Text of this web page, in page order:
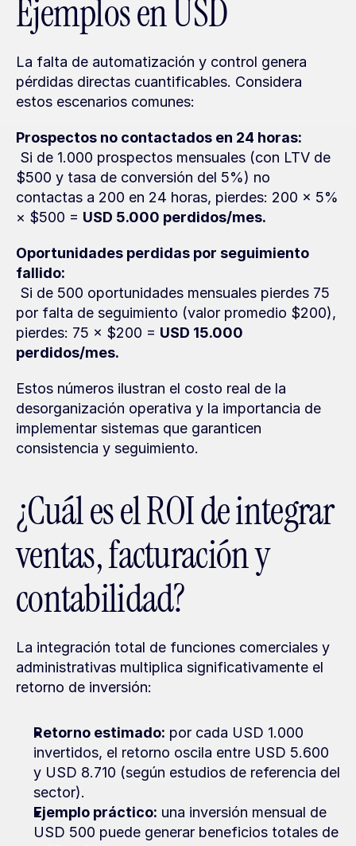
Ejemplos en USD
La falta de automatización y control genera
pérdidas directas cuantificables. Considera
estos escenarios comunes:
Prospectos no contactados en 24 horas:
$500 y tasa de conversión del 5%) no
contactas a 200 en 24 horas, pierdes: 200 × 5%
× $500 = USD 5.000 perdidos/mes.
Oportunidades perdidas por seguimiento
fallido:
por falta de seguimiento (valor promedio $200),
pierdes: 75 × $200 = USD 15.000
perdidos/mes.
Estos números ilustran el costo real de la
desorganización operativa y la importancia de
implementar sistemas que garanticen
consistencia y seguimiento.
¿Cuál es el ROI de integrar
ventas, facturación y
contabilidad?
La integración total de funciones comerciales y
administrativas multiplica significativamente el
retorno de inversión:
Retorno estimado: por cada USD 1.000
invertidos, el retorno oscila entre USD 5.600
y USD 8.710 (según estudios de referencia del
sector).
Ejemplo práctico: una inversión mensual de
USD 500 puede generar beneficios totales de